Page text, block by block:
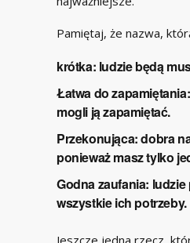
Pamiętaj, że nazwa,
krótka: ludzie będą
Łatwa do zapamiętania:
mogli ją zapamiętać.
Przekonująca:dobra
ponieważ masz tylko
Godna zaufania: ludzie
wszystkie ich potrzeby.
Jeszcze jedna rzecz,